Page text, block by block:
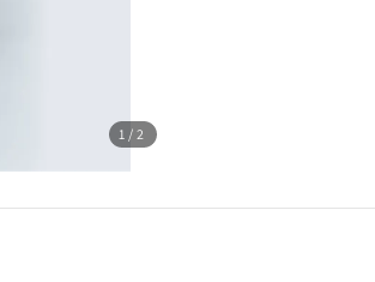
1 /2